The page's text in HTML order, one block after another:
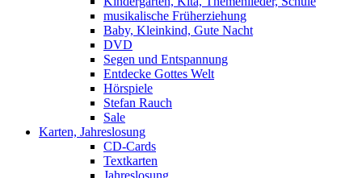
musikalische Früherziehung
Baby, Kleinkind, Gute Nacht
DVD
Segen und Entspannung
Entdecke Gottes Welt
Hörspiele
Stefan Rauch
Sale
Karten, Jahreslosung
CD-Cards
Textkarten
Jahreslosung